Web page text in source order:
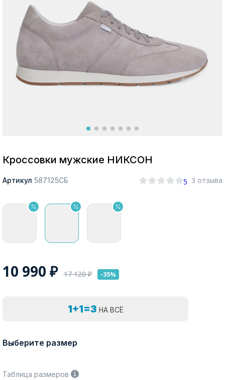
Москва
Кроссовки мужские НИКСОН
Артикул 587125СБ 5 3 отзыва
10 990 ₽ 17 120₽ -35%
1+1=3 НА ВСЁ
Выберите размер
Таблица размеров